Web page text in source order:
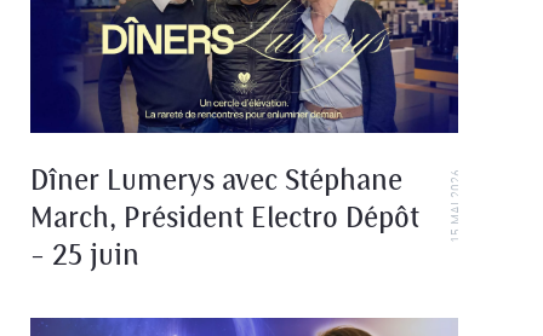
15 MAI 2026
Dîner Lumerys avec Stéphane
March, Président Electro Dépôt
– 25 juin